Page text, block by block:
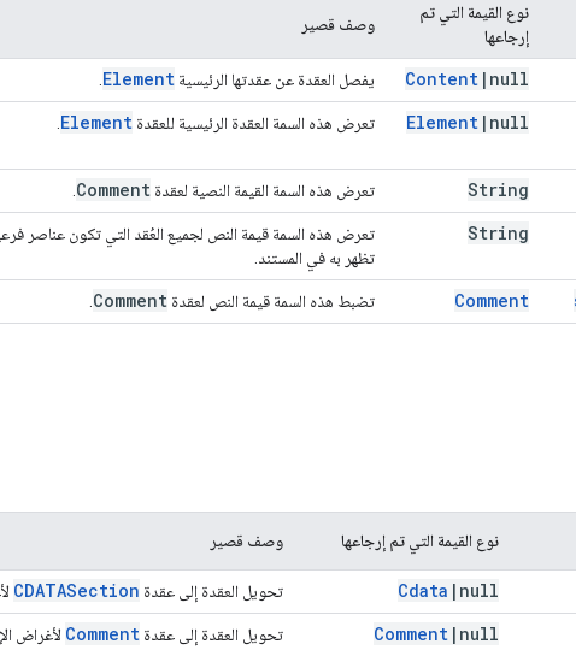
نوع القيمة التي تم
إرجاعها
وصف قصير
Content | null يفصل العقدة عن عقدتها الرئيسية Element
Element | null تعرض هذه السمة العقدة الرئيسية للعقدة Element
String تعرض هذه السمة القيمة النصية لعقدة Comment
String
تعرض هذه السمة قيمة النص لجميع العُقد التي تكون عناصر
تظهر به في المستند.
Comment تضبط هذه السمة قيمة النص لعقدة Comment
نوع القيمة التي تم إرجاعها وصف قصير
Cdata | null تحويل العقدة إلى عقدة CDATASection
Comment | null تحويل العقدة إلى عقدة Comment لأغراض